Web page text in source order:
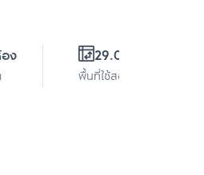
ง 29.04 ตร.ม.
พื้นที่ใช้สอย